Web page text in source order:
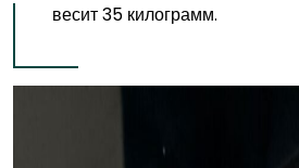
весит 35 килограмм.